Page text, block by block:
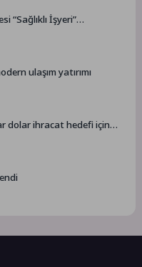
“Sağlıklı İşyeri”
ulaşım yatırımı
dolar ihracat hedefi için